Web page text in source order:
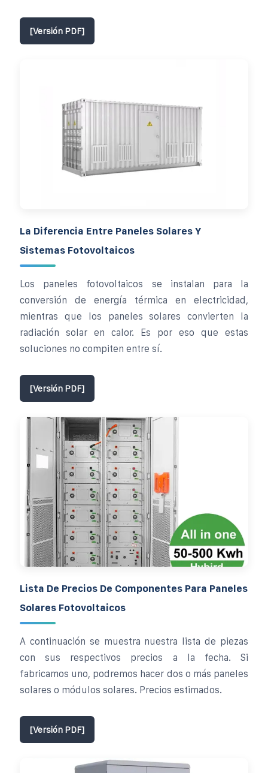
[Versión PDF]
La Diferencia Entre Paneles Solares Y
Sistemas Fotovoltaicos
Los paneles fotovoltaicos se instalan para la
conversión de energía térmica en electricidad,
mientras que los paneles solares convierten la
radiación solar en calor. Es por eso que estas
soluciones no compiten entre sí.
[Versión PDF]
Lista De Precios De Componentes Para Paneles
Solares Fotovoltaicos
A continuación se muestra nuestra lista de piezas
con sus respectivos precios a la fecha. Si
fabricamos uno, podremos hacer dos o más paneles
solares o módulos solares. Precios estimados.
[Versión PDF]